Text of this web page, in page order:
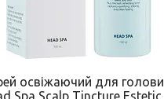
освіжаючий для голови